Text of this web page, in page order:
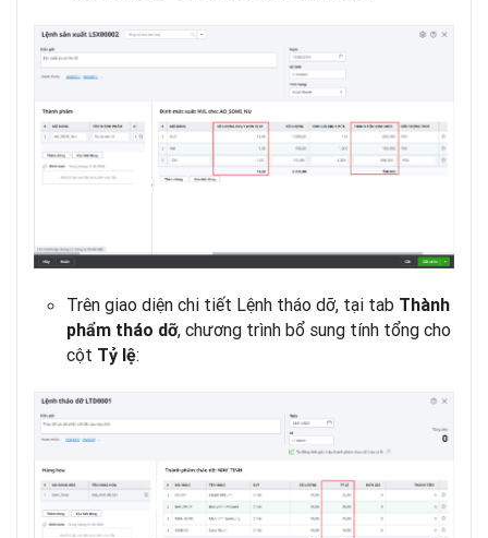
Trên giao diện chi tiết Lệnh tháo dỡ, tại tab Thành
phẩm tháo dỡ, chương trình bổ sung tính tổng cho
cột Tỷ lệ: